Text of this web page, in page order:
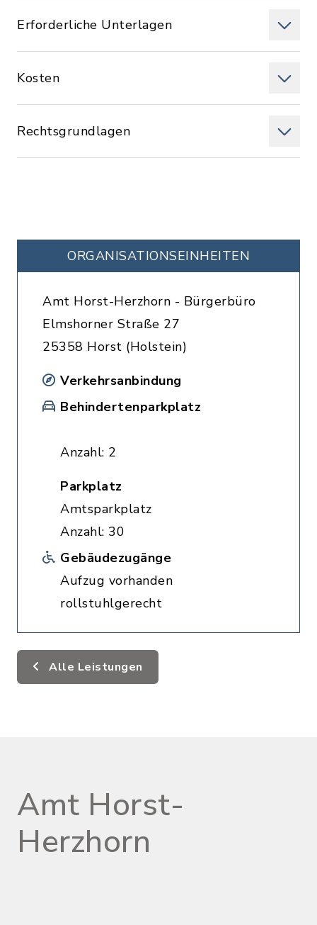
Erforderliche Unterlagen
Kosten
Rechtsgrundlagen
ORGANISATIONS­EINHEITEN
Amt Horst-Herzhorn - Bürgerbüro
Elmshorner Straße 27
25358 Horst (Holstein)
Verkehrsanbindung
Behindertenparkplatz
Anzahl: 2
Parkplatz
Amtsparkplatz
Anzahl: 30
Gebäudezugänge
Aufzug vorhanden
rollstuhlgerecht
Alle Leistungen
Amt Horst-
Herzhorn